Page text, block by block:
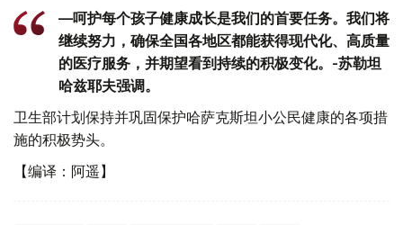
—呵护每个孩子健康成长是我们的首要任务。我们将
继续努力，确保全国各地区都能获得现代化、高质量
的医疗服务，并期望看到持续的积极变化。-苏勒坦
哈兹耶夫强调。
卫生部计划保持并巩固保护哈萨克斯坦小公民健康的各项措
施的积极势头。
【编译：阿遥】